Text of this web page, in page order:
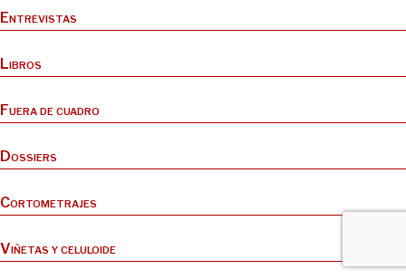
Entrevistas
Libros
Fuera de cuadro
Dossiers
Cortometrajes
Viñetas y celuloide